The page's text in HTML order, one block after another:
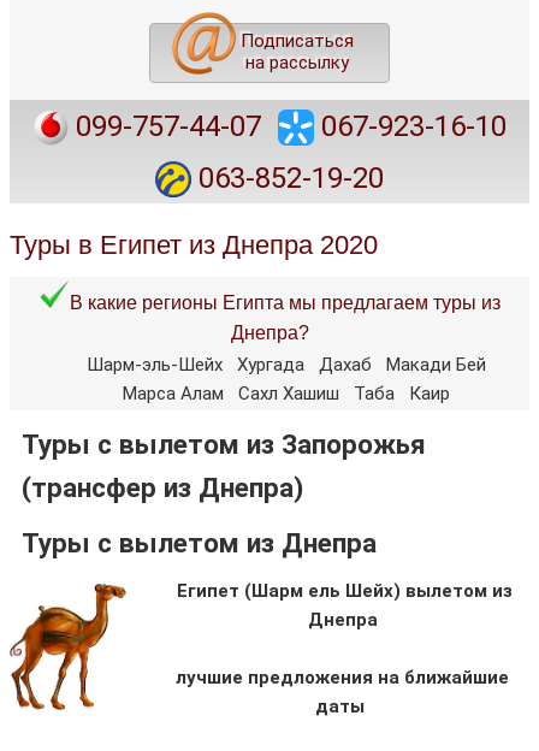
Подписаться
на рассылку
099-757-44-07
067-923-16-10
063-852-19-20
Туры в Египет из Днепра 2020
В какие регионы Египта мы предлагаем туры из
Днепра?
Шарм-эль-Шейх Хургада Дахаб
Макади Бей
Марса Алам
Сахл Хашиш Таба Каир
Туры с вылетом из Запорожья
(трансфер из Днепра)
Туры с вылетом из Днепра
Египет (Шарм ель Шейх) вылетом из
Днепра
лучшие предложения на ближайшие
даты